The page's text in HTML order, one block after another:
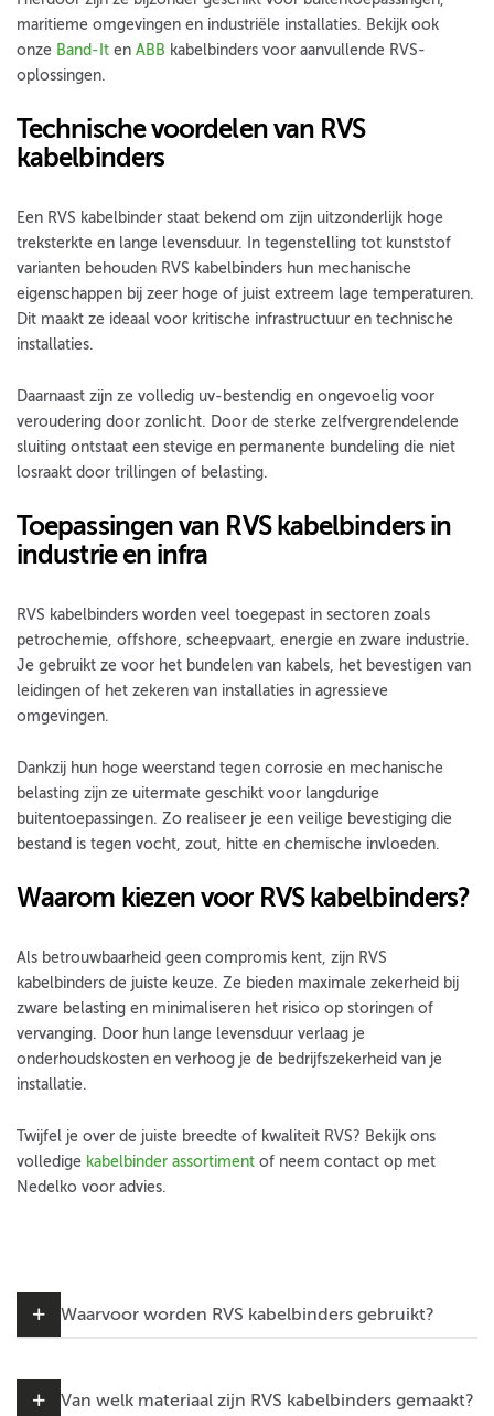
maritieme omgevingen en industriële installaties. Bekijk ook
onze Band-It en ABB kabelbinders voor aanvullende RVS-
oplossingen.
Technische voordelen van RVS
kabelbinders
Een RVS kabelbinder staat bekend om zijn uitzonderlijk hoge
treksterkte en lange levensduur. In tegenstelling tot kunststof
varianten behouden RVS kabelbinders hun mechanische
eigenschappen bij zeer hoge of juist extreem lage temperaturen.
Dit maakt ze ideaal voor kritische infrastructuur en technische
installaties.
Daarnaast zijn ze volledig uv-bestendig en ongevoelig voor
veroudering door zonlicht. Door de sterke zelfvergrendelende
sluiting ontstaat een stevige en permanente bundeling die niet
losraakt door trillingen of belasting.
Toepassingen van RVS kabelbinders in
industrie en infra
RVS kabelbinders worden veel toegepast in sectoren zoals
petrochemie, offshore, scheepvaart, energie en zware industrie.
Je gebruikt ze voor het bundelen van kabels, het bevestigen van
leidingen of het zekeren van installaties in agressieve
omgevingen.
Dankzij hun hoge weerstand tegen corrosie en mechanische
belasting zijn ze uitermate geschikt voor langdurige
buitentoepassingen. Zo realiseer je een veilige bevestiging die
bestand is tegen vocht, zout, hitte en chemische invloeden.
Waarom kiezen voor RVS kabelbinders?
Als betrouwbaarheid geen compromis kent, zijn RVS
kabelbinders de juiste keuze. Ze bieden maximale zekerheid bij
zware belasting en minimaliseren het risico op storingen of
vervanging. Door hun lange levensduur verlaag je
onderhoudskosten en verhoog je de bedrijfszekerheid van je
installatie.
Twijfel je over de juiste breedte of kwaliteit RVS? Bekijk ons
volledige kabelbinder assortiment of neem contact op met
Nedelko voor advies.
Waarvoor worden RVS kabelbinders gebruikt?
Van welk materiaal zijn RVS kabelbinders gemaakt?